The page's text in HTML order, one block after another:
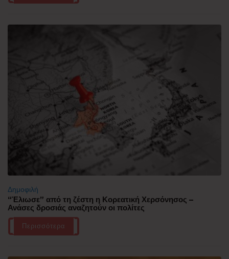
Δημοφιλή
“Έλιωσε” από τη ζέστη η Κορεατική Χερσόνησος –
Ανάσες δροσιάς αναζητούν οι πολίτες
Περισσότερα